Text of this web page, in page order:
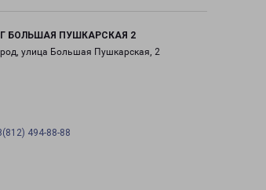
БОЛЬШАЯ ПУШКАРСКАЯ 2
улица Большая Пушкарская, 2
494-88-88